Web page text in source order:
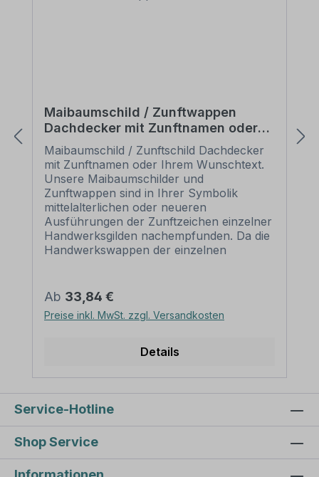
Maibaumschild / Zunftwappen
Dachdecker mit Zunftnamen oder
Ihrem Wunschtext - Wappen B
Maibaumschild / Zunftschild Dachdecker
mit Zunftnamen oder Ihrem Wunschtext.
Unsere Maibaumschilder und
Zunftwappen sind in Ihrer Symbolik
mittelalterlichen oder neueren
Ausführungen der Zunftzeichen einzelner
Handwerksgilden nachempfunden. Da die
Handwerkswappen der einzelnen
wir uns bei der grafischen Umsetzung auf
allgemein gebräuchliche Abbildungen der
Werkzeuge und
konzentriert. Weiterhin wurden einzelne
Werkzeuge ergänzt, um auch
neuzeitlichen Berufen gerecht zu
werden. Unsere Maibaumschilder zur
Fertigung sind langlebig, außerordentlich
stabil und somit wahre Schmückstücke
für jeden Maibaum. Merkmale des
Regulärer Preis:
Ab 33,84 €
Preise inkl. MwSt. zzgl. Versandkosten
Details
Service-Hotline
Shop Service